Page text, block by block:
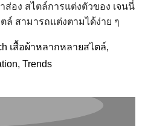
ส่อง สไตล์การแต่งตัวของ เจนนี่
ล์ สามารถแต่งตามได้ง่าย ๆ
เสื้อผ้าหลากหลายสไตล์,
, Trends